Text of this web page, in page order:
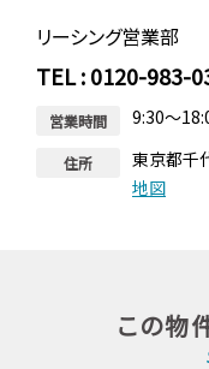
リーシング営業部
TEL : 0120-983-
営業時間 9:30～
住所
東京都千
地図
この物